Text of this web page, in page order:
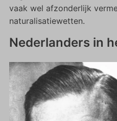
vaak wel afzonderlijk
naturalisatiewetten.
Nederlanders in